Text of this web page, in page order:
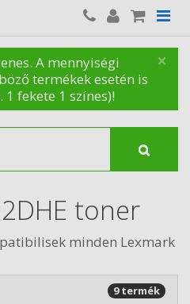
×
A mennyiségi
termékek esetén is
1 fekete 1 színes)!
toner
minden Lexmark
9 termék